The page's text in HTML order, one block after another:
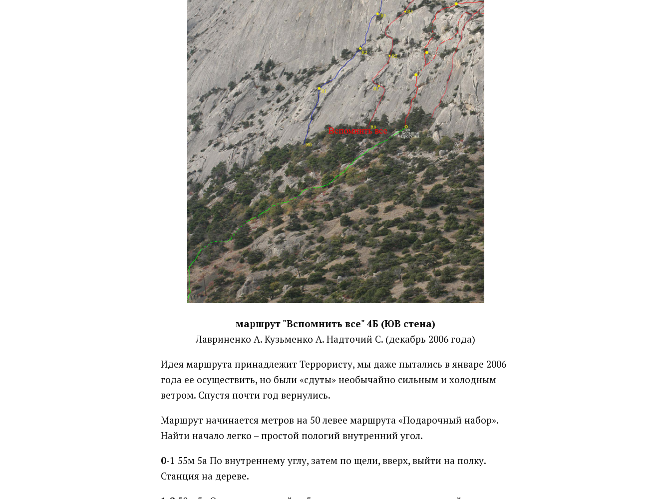
маршрут "Вспомнить все" 4Б (ЮВ стена)
Лавриненко А. Кузьменко А. Надточий С. (декабрь 2006 года)
Идея маршрута принадлежит Террористу, мы даже пытались в январе 2006
года ее осуществить, но были «сдуты» необычайно сильным и холодным
ветром. Спустя почти год вернулись.
Маршрут начинается метров на 50 левее маршрута «Подарочный набор».
Найти начало легко – простой пологий внутренний угол.
0-1 55м 5а По внутреннему углу, затем по щели, вверх, выйти на полку.
Станция на дереве.